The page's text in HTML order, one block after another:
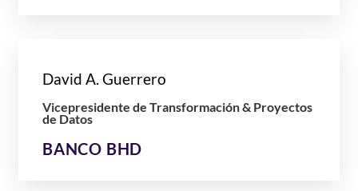
David A. Guerrero
Vicepresidente de Transformación & Proyectos
de Datos
BANCO BHD